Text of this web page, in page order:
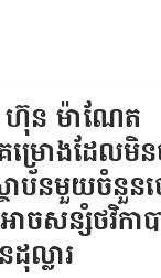
ហ៊ុន ម៉ាណែត
រោងដែលមិន
ាប័នមួយចំនួន
ាចសន្សំថវិកា
ល្លារ